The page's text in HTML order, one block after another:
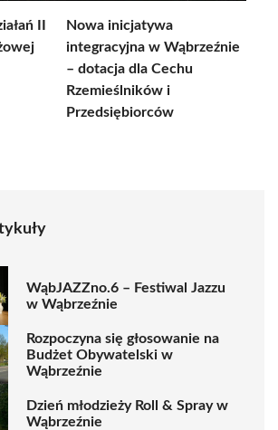
II
Nowa inicjatywa
integracyjna w Wąbrzeźnie
– dotacja dla Cechu
Rzemieślników i
Przedsiębiorców
WąbJAZZno.6 – Festiwal Jazzu
w Wąbrzeźnie
Rozpoczyna się głosowanie na
Budżet Obywatelski w
Wąbrzeźnie
Dzień młodzieży Roll & Spray w
Wąbrzeźnie